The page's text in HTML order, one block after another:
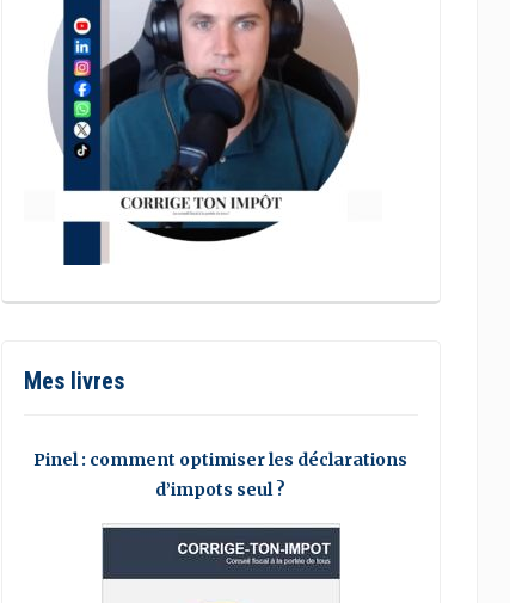
Mes livres
Pinel : comment optimiser les déclarations
d’impots seul ?